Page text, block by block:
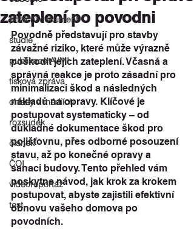
poziční dokument
studie
publikace AVMI
tisková zpráva
ohlasy v médiích
rozsudek
článek
ČOI
videoreportáž
test
zateplení po povodni
Povodně představují pro stavby
závažné riziko, které může výrazně
poškodit jejich zateplení. Včasná a
správná reakce je proto zásadní pro
minimalizaci škod a následných
nákladů na opravy. Klíčové je
postupovat systematicky – od
důkladné dokumentace škod pro
pojišťovnu, přes odborné posouzení
stavu, až po konečné opravy a
sanaci budovy. Tento přehled vám
poskytne návod, jak krok za krokem
postupovat, abyste zajistili efektivní
obnovu vašeho domova po
povodních.